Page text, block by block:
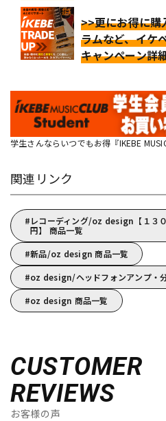
>>更にお得に購
ラムなど、イケ
キャンペーン詳
学生さんならいつでもお得『IKEBE
関連リンク
レコーディング/oz design【１３
円】 商品一覧
新品/oz design 商品一覧
oz design/ヘッドフォンアンプ・
oz design 商品一覧
CUSTOMER
REVIEWS
お客様の声